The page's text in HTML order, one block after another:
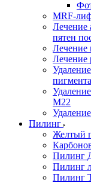
MRF-
Лечение
пятен
Лечение
Лечение
М22
Пилинг
Желтый
Пилинг
Пилинг
Пилинг